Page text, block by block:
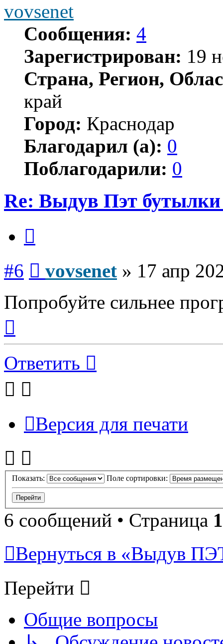
vovsenet
Сообщения: 4
Зарегистрирован: 19
Страна, Регион,
край
Город: Краснодар
Благодарил (а): 0
Поблагодарили: 0
Re: Выдув Пэт
#6 vovsenet » 17 апр
Попробуйте сильнее
началу
Ответить
Версия для печати
Показать: Поле сортировки:
6 сообщений • Страница 1
Вернуться в «Выдув
Перейти
Общие вопросы